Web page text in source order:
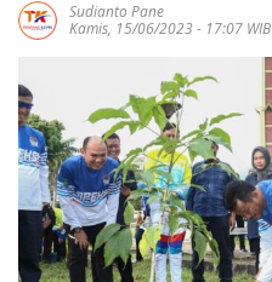
Sudianto Pane
Kamis, 15/06/2023 - 17:07 WIB